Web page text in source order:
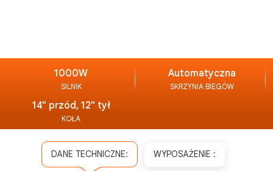
1000W
SILNIK
Automatyczna
SKRZYNIA BIEGÓW
14" przód, 12" tył
KOŁA
DANE TECHNICZNE: WYPOSAŻENIE :